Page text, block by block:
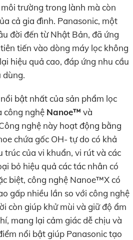
trường trong lành mà còn
cả gia đình. Panasonic, một
đời đến từ Nhật Bản, đã ứng
tiến vào dòng máy lọc không
hiệu quả cao, đáp ứng nhu cầu
dùng.
bật nhất của sản phẩm lọc
công nghệ Nanoe™ và
nghệ này hoạt động bằng
chứa gốc OH- tự do có khả
trúc của vi khuẩn, vi rút và các
bỏ hiệu quả các tác nhân có
biệt, công nghệ Nanoe™X có
gấp nhiều lần so với công nghệ
còn giúp khử mùi và giữ độ ẩm
mang lại cảm giác dễ chịu và
nổi bật giúp Panasonic tạo